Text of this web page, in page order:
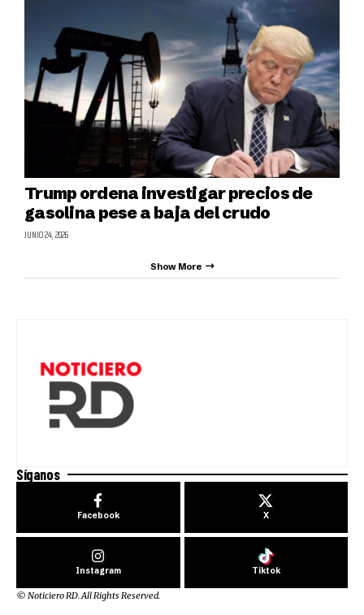
Trump ordena investigar precios de
gasolina pese a baja del crudo
JUNIO 24, 2026
Show More
Síganos
Facebook X
Instagram Tiktok
© Noticiero RD. All Rights Reserved.